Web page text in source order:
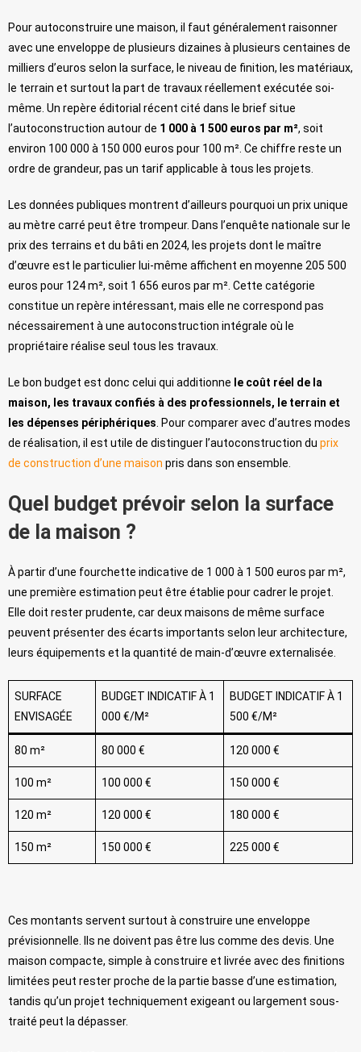
Pour autoconstruire une maison, il faut généralement raisonner
avec une enveloppe de plusieurs dizaines à plusieurs centaines de
milliers d’euros selon la surface, le niveau de finition, les matériaux,
le terrain et surtout la part de travaux réellement exécutée soi-
même. Un repère éditorial récent cité dans le brief situe
l’autoconstruction autour de 1 000 à 1 500 euros par m², soit
environ 100 000 à 150 000 euros pour 100 m². Ce chiffre reste un
ordre de grandeur, pas un tarif applicable à tous les projets.
Les données publiques montrent d’ailleurs pourquoi un prix unique
au mètre carré peut être trompeur. Dans l’enquête nationale sur le
prix des terrains et du bâti en 2024, les projets dont le maître
d’œuvre est le particulier lui-même affichent en moyenne 205 500
euros pour 124 m², soit 1 656 euros par m². Cette catégorie
constitue un repère intéressant, mais elle ne correspond pas
nécessairement à une autoconstruction intégrale où le
propriétaire réalise seul tous les travaux.
Le bon budget est donc celui qui additionne le coût réel de la
maison, les travaux confiés à des professionnels, le terrain et
les dépenses périphériques. Pour comparer avec d’autres modes
de réalisation, il est utile de distinguer l’autoconstruction du prix
de construction d’une maison pris dans son ensemble.
Quel budget prévoir selon la surface
de la maison ?
À partir d’une fourchette indicative de 1 000 à 1 500 euros par m²,
une première estimation peut être établie pour cadrer le projet.
Elle doit rester prudente, car deux maisons de même surface
peuvent présenter des écarts importants selon leur architecture,
leurs équipements et la quantité de main-d’œuvre externalisée.
SURFACE
ENVISAGÉE
BUDGET INDICATIF À 1
000 €/M²
BUDGET INDICATIF À 1
500 €/M²
80 m² 80 000 € 120 000 €
100 m² 100 000 € 150 000 €
120 m² 120 000 € 180 000 €
150 m² 150 000 € 225 000 €
Ces montants servent surtout à construire une enveloppe
prévisionnelle. Ils ne doivent pas être lus comme des devis. Une
maison compacte, simple à construire et livrée avec des finitions
limitées peut rester proche de la partie basse d’une estimation,
tandis qu’un projet techniquement exigeant ou largement sous-
traité peut la dépasser.